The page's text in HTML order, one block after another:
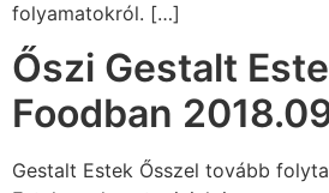
folyamatokról. […]
Őszi Gestalt
Foodban
Gestalt Estek Ősszel tovább